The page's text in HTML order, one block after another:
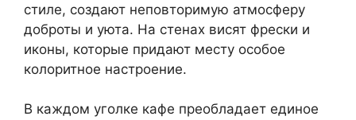
стиле, создают неповторимую атмосферу
доброты и уюта. На стенах висят фрески и
иконы, которые придают месту особое
колоритное настроение.
В каждом уголке кафе преобладает единое